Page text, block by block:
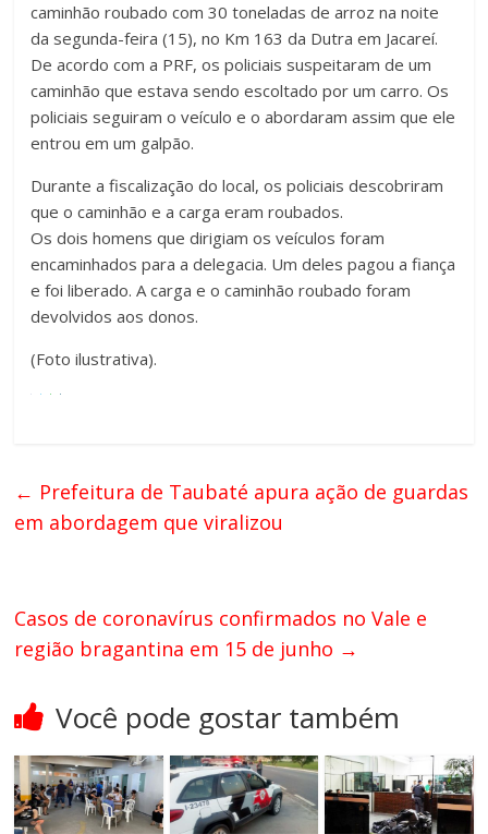
caminhão roubado com 30 toneladas de arroz na noite
da segunda-feira (15), no Km 163 da Dutra em Jacareí.
De acordo com a PRF, os policiais suspeitaram de um
caminhão que estava sendo escoltado por um carro. Os
policiais seguiram o veículo e o abordaram assim que ele
entrou em um galpão.
Durante a fiscalização do local, os policiais descobriram
que o caminhão e a carga eram roubados.
Os dois homens que dirigiam os veículos foram
encaminhados para a delegacia. Um deles pagou a fiança
e foi liberado. A carga e o caminhão roubado foram
devolvidos aos donos.
(Foto ilustrativa).
← Prefeitura de Taubaté apura ação de guardas
em abordagem que viralizou
Casos de coronavírus confirmados no Vale e
região bragantina em 15 de junho →
Você pode gostar também